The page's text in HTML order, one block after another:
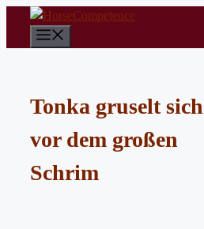
springen
Tonka gruselt sich
vor dem großen
Schrim